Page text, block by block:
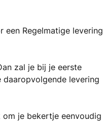
een Regelmatige levering
zal je bij je eerste
levering
om je bekertje eenvoudig